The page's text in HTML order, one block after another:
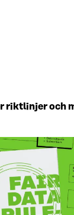
riktlinjer och